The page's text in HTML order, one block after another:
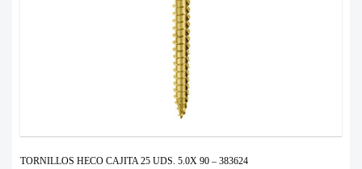
TORNILLOS HECO CAJITA 25 UDS. 5.0X 90 – 383624